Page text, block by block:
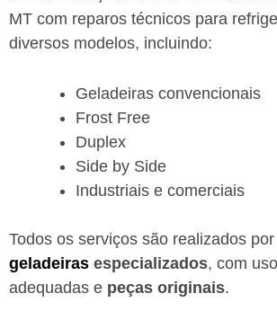
MT com reparos técnicos para
diversos modelos, incluindo:
Geladeiras convencionais
Frost Free
Duplex
Side by Side
Industriais e comerciais
Todos os serviços são realizados por
geladeiras especializados, com
adequadas e peças originais.